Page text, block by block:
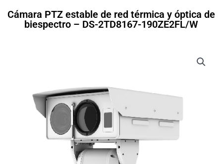
Cámara PTZ estable de red térmica y óptica de
biespectro – DS-2TD8167-190ZE2FL/W